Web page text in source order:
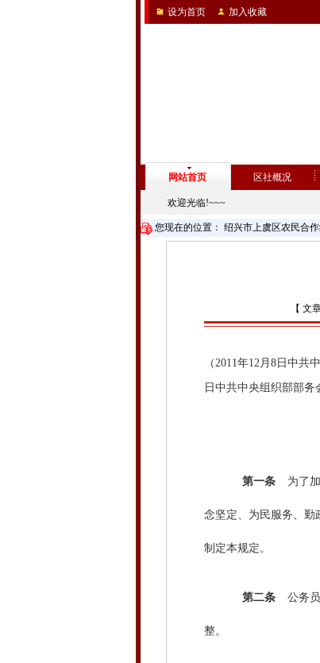
设为首页 加入收藏
网站首页 区社概况
欢迎光临!~~~
您现在的位置： 绍兴市上虞区农民合
【 文
（2011年12月8日中
日中共中央组织部部务
第一条 为了加
念坚定、为民服务、勤
制定本规定。
第二条 公务员
整。